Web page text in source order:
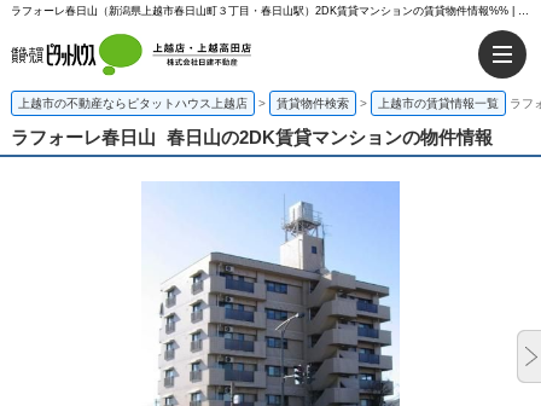
ラフォーレ春日山（新潟県上越市春日山町３丁目・春日山駅）2DK賃貸マンションの賃貸物件情報%% | ピタットハウス上越店
上越市の不動産ならピタットハウス上越店 > 賃貸物件検索 > 上越市の賃貸情報一覧 ラフ
ラフォーレ春日山 春日山の2DK賃貸マンションの物件情報